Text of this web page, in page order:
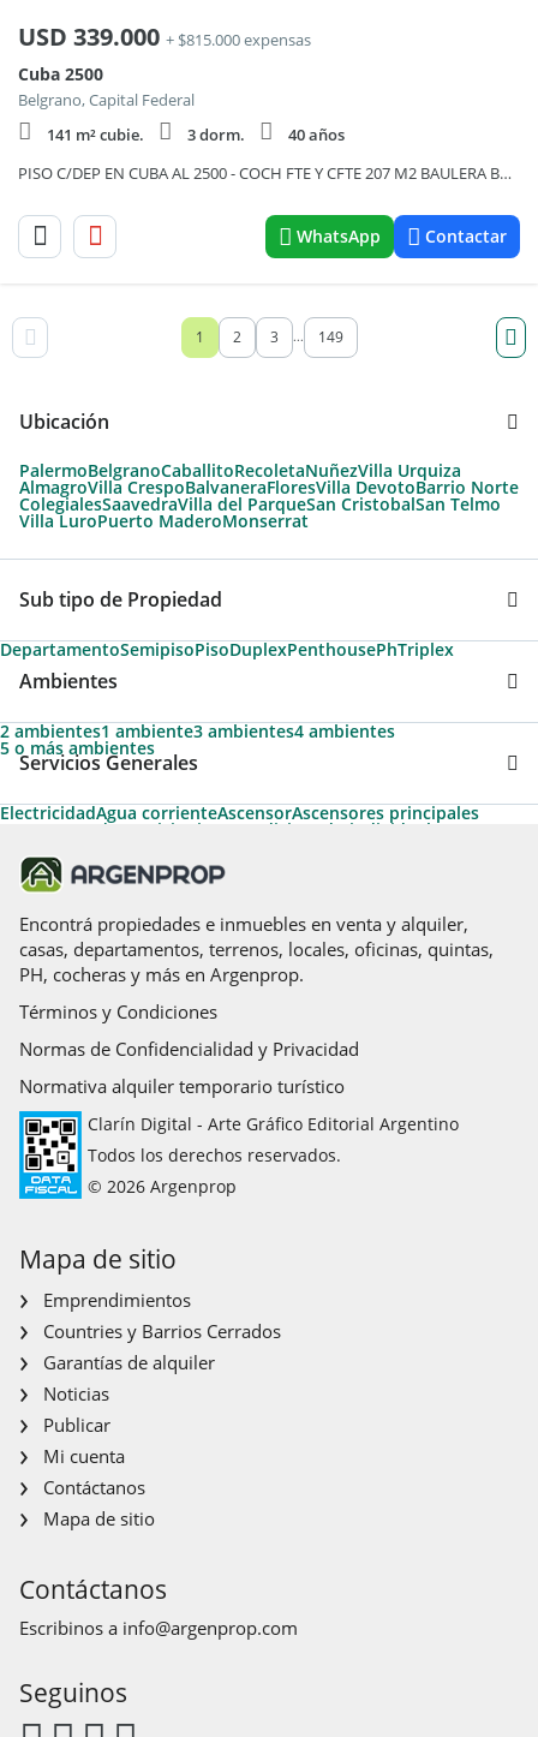
USD 339.000 + $815.000 expensas
Cuba 2500
Belgrano, Capital Federal
141 m² cubie.
3 dorm.
40 años
PISO C/DEP EN CUBA AL 2500 - COCH FTE Y CFTE 207 M2 BAULERA BALCON GRAN TZA T/SOL SUITE
WhatsApp Contactar
1 2 3 ... 149
Ubicación
PalermoBelgranoCaballitoRecoletaNuñezVilla Urquiza
AlmagroVilla CrespoBalvaneraFloresVilla DevotoBarrio Norte
ColegialesSaavedraVilla del ParqueSan CristobalSan Telmo
Villa LuroPuerto MaderoMonserrat
Sub tipo de Propiedad
DepartamentoSemipisoPisoDuplexPenthousePhTriplex
Ambientes
2 ambientes1 ambiente3 ambientes4 ambientes
5 o más ambientes
Servicios Generales
ElectricidadAgua corrienteAscensorAscensores principales
Ascensores de servicio Aire acondicionado individual
CalefacciónCableCalefacción tiro balanceado
Acceso para personas con movilidad reducida
Agua caliente central
Encontrá propiedades e inmuebles en venta y alquiler,
casas, departamentos, terrenos, locales, oficinas, quintas,
PH, cocheras y más en Argenprop.
Términos y Condiciones
Normas de Confidencialidad y Privacidad
Normativa alquiler temporario turístico
Clarín Digital - Arte Gráfico Editorial Argentino
Todos los derechos reservados.
© 2026 Argenprop
Mapa de sitio
Emprendimientos
Countries y Barrios Cerrados
Garantías de alquiler
Noticias
Publicar
Mi cuenta
Contáctanos
Mapa de sitio
Contáctanos
Escribinos a info@argenprop.com
Seguinos